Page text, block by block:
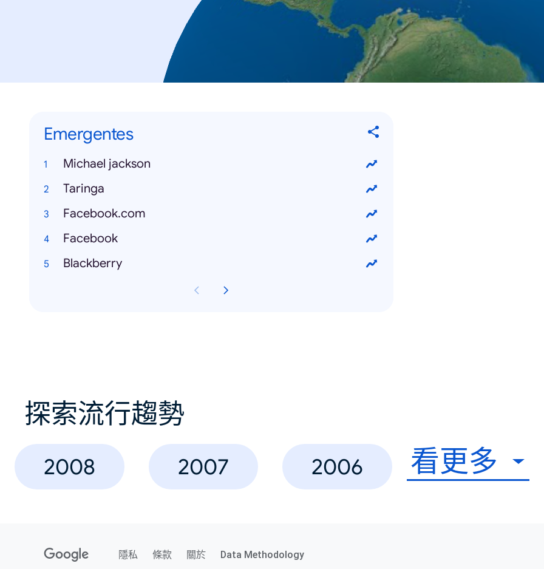
Emergentes
Michael jackson
Taringa
Facebook.com
Facebook
Blackberry
探索流行趨勢
2008 2007 2006 看更多
隱私 條款 關於 Data Methodology